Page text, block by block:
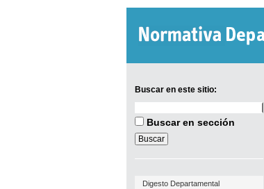
Buscar en este sitio:
en
sitio:
Buscar en sección
Digesto Departamental